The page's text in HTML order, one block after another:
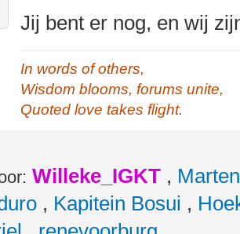
Jij bent er nog, en wij
In words of others,
Wisdom blooms, forums unite,
Quoted love takes flight.
Willeke_IGKT , Marten
, Kapitein Bosui ,